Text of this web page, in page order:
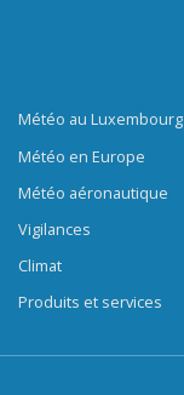
Météo au Luxembourg
Météo en Europe
Météo aéronautique
Vigilances
Climat
Produits et services